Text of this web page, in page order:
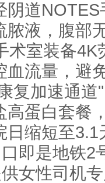
阴道
脓液，腹部
术室装备4K
血流量，避
复加速通道
高蛋白套餐
日缩短至3.1
即是地铁2
女性司机